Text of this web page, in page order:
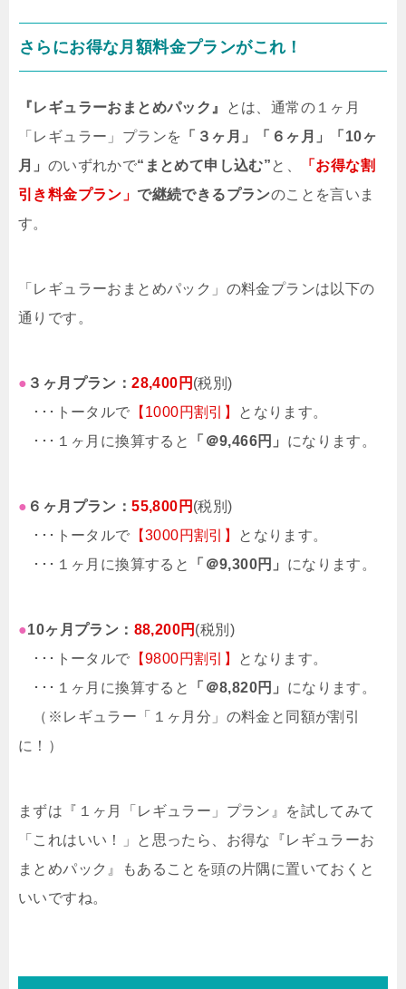
さらにお得な月額料金プランがこれ！
『レギュラーおまとめパック』
とは、通常の１ヶ月
「レギュラー」プランを 「３ヶ月」「６ヶ月」「10ヶ
月」 のいずれかで“まとめて申し込む”と、
「お得な割
引き料金プラン」で継続できるプランのことを言いま
す。
「レギュラーおまとめパック」の料金プランは以下の
通りです。
● ３ヶ月プラン：28,400円 (税別)
･･･トータルで 【1000円割引】
となります。
･･･１ヶ月に換算すると
「＠9,466円」 になります。
● ６ヶ月プラン：55,800円 (税別)
･･･トータルで 【3000円割引】
となります。
･･･１ヶ月に換算すると
「＠9,300円」 になります。
●10ヶ月プラン： 88,200円 (税別)
･･･トータルで 【9800円割引】
となります。
･･･１ヶ月に換算すると
「＠8,820円」 になります。
（※レギュラー「１ヶ月分」の料金と同額が割引
に！）
まずは『１ヶ月「レギュラー」プラン』を試してみて
「これはいい！」と思ったら、お得な『レギュラーお
まとめパック』もあることを頭の片隅に置いておくと
いいですね。